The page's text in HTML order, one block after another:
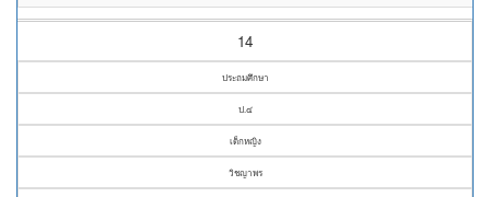
14
ประถมศึกษา
ป.๔
เด็กหญิง
วิชญาพร